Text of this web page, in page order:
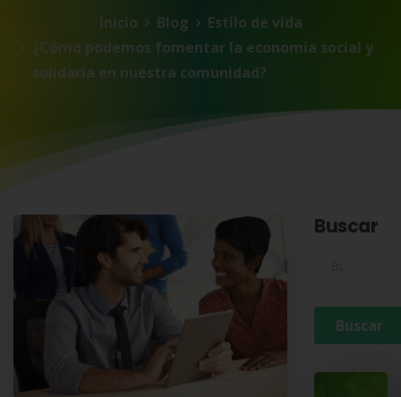
Inicio Blog
Estilo de vida
¿Cómo podemos fomentar la economía social y
solidaria en nuestra comunidad?
Buscar